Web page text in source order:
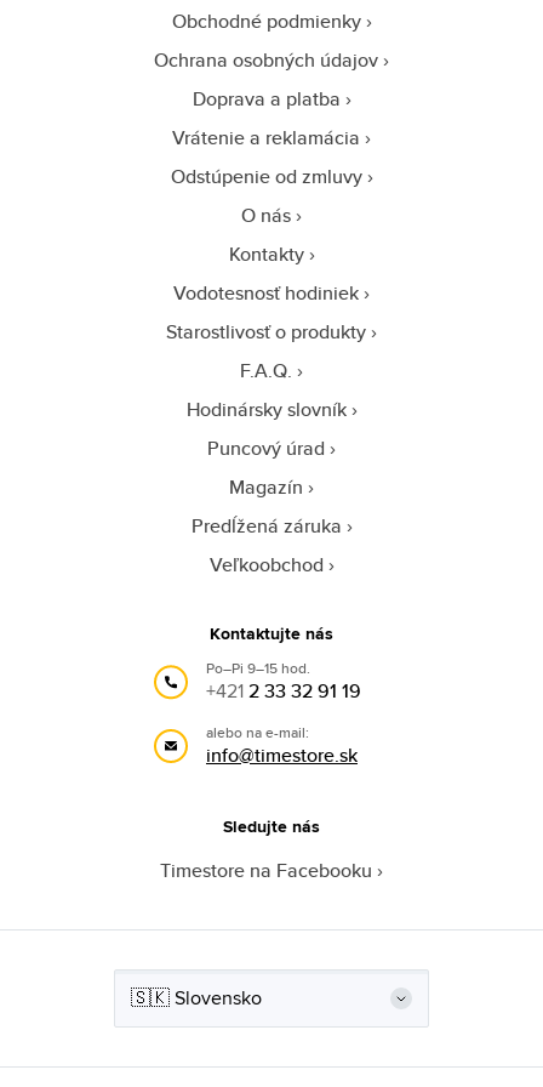
Obchodné podmienky
Ochrana osobných údajov
Doprava a platba
Vrátenie a reklamácia
Odstúpenie od zmluvy
O nás
Kontakty
Vodotesnosť hodiniek
Starostlivosť o produkty
F.A.Q.
Hodinársky slovník
Puncový úrad
Magazín
Predĺžená záruka
Veľkoobchod
Kontaktujte nás
Po–Pi 9–15 hod.
+4212 33 32 91 19
alebo na e-mail:
info@timestore.sk
Sledujte nás
Timestore na Facebooku